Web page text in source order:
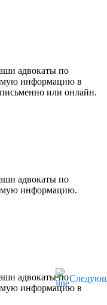
адвокаты по
информацию в
или онлайн.
адвокаты по
информацию.
адвокаты по
информацию в